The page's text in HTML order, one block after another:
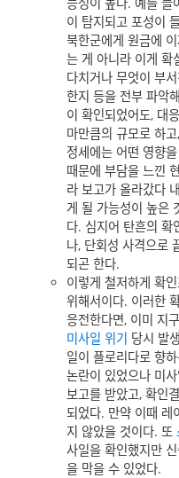
이 탐지되고 포성이
북한군에게 원금에
는 게 아니라 이게 확
다치거나 무엇이 부
한지 등을 전부 파악
이 확인되었어도, 대
마만큼의 규모로 하
정세에는 어떤 영향
때문에 부담을 느낀
라 보고가 올라갔다
게 될 가능성이 높은
다. 심지어 탄흔의 확
나, 단회성 사격으로
되곤 한다.
이렇게 철저하게 확
위해서이다. 이러한
응전한다면, 이미 지
미사일 위기 당시 발
일이 플로리다로 향
논란이 있었으나 미
보고를 받았고, 확인
되었다. 만약 이때 레
지 않았을 것이다. 또
사일을 확인했지만
을 막을 수 있었다.